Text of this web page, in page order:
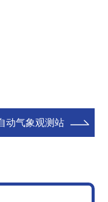
动气象观测站